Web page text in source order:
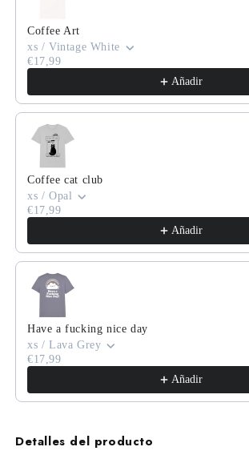
Coffee Art
xs / Vintage White
€17,99
Añadir
Coffee cat club
xs / Opal
€17,99
Añadir
Have a fucking nice day
xs / Lava Grey
€17,99
Añadir
Detalles del producto